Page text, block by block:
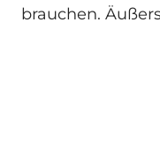
brauchen.